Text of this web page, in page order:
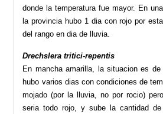
donde la temperatura fue mayor. En
la provincia hubo 1 dia con rojo por
del rango en dia de lluvia.
Drechslera tritici-repentis
En mancha amarilla, la situacion es
hubo varios dias con condiciones de
mojado (por la lluvia, no por rocio)
seria todo rojo, y sube la cantidad